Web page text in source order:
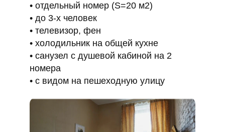
отдельный номер (S=20 м2)
до 3-х человек
телевизор, фен
холодильник на общей кухне
санузел с душевой кабиной на 2
номера
с видом на пешеходную улицу